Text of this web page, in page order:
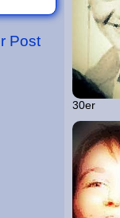
Post
30er